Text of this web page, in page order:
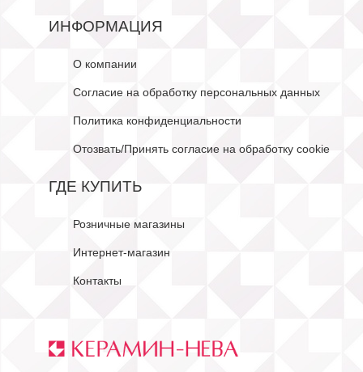
ИНФОРМАЦИЯ
О компании
Согласие на обработку персональных данных
Политика конфиденциальности
Отозвать/Принять согласие на обработку cookie
ГДЕ КУПИТЬ
Розничные магазины
Интернет-магазин
Контакты